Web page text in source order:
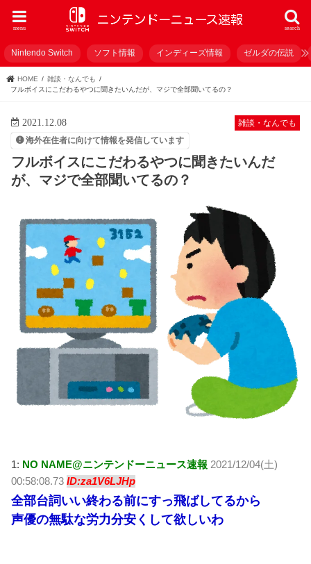
search
menu
Nintendo Switch ソフト情報 インディーズ情報 ゼルダの伝説
HOME
雑談・なんでも
フルボイスにこだわるやつに聞きたいんだが、マジで全部聞いてるの？
雑談・なんでも
2021.12.08
海外在住者に向けて情報を発信しています
フルボイスにこだわるやつに聞きたいんだ
が、マジで全部聞いてるの？
1: NO NAME@ニンテンドーニュース速報 2021/12/04(土)
00:58:08.73ID:za1V6LJHp
全部台詞いい終わる前にすっ飛ばしてるから
声優の無駄な労力分安くして欲しいわ